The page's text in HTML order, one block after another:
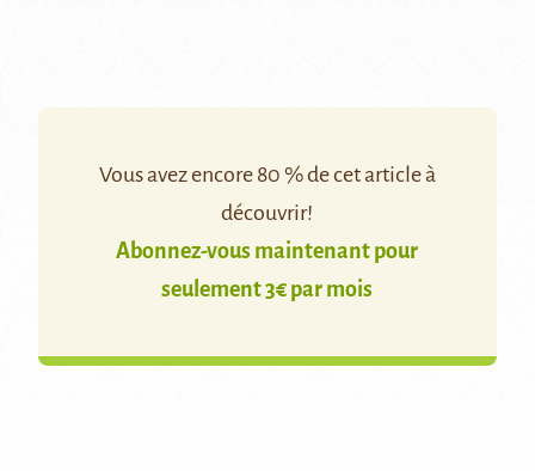
Vous avez encore 80 % de cet article à
découvrir!
Abonnez-vous maintenant pour
seulement 3€ par mois